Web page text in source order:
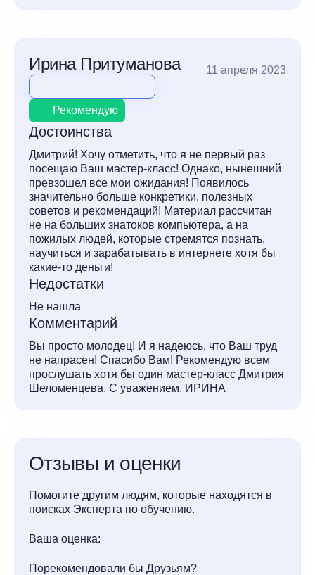
Ирина Притуманова 11 апреля 2023
Рекомендую
Достоинства
Дмитрий! Хочу отметить, что я не первый раз
посещаю Ваш мастер-класс! Однако, нынешний
превзошел все мои ожидания! Появилось
значительно больше конкретики, полезных
советов и рекомендаций! Материал рассчитан
не на больших знатоков компьютера, а на
пожилых людей, которые стремятся познать,
научиться и зарабатывать в интернете хотя бы
какие-то деньги!
Недостатки
Не нашла
Комментарий
Вы просто молодец! И я надеюсь, что Ваш труд
не напрасен! Спасибо Вам! Рекомендую всем
прослушать хотя бы один мастер-класс Дмитрия
Шеломенцева. С уважением, ИРИНА
Отзывы и оценки
Помогите другим людям, которые находятся в
поисках Эксперта по обучению.
Ваша оценка:
Порекомендовали бы Друзьям?